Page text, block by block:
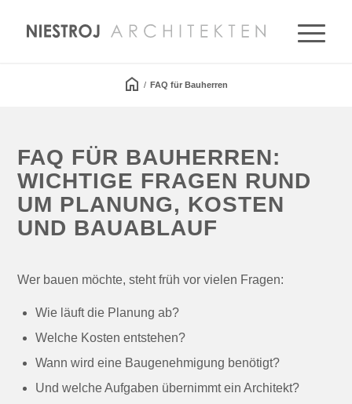
/ FAQ für Bauherren
FAQ FÜR BAUHERREN:
WICHTIGE FRAGEN RUND
UM PLANUNG, KOSTEN
UND BAUABLAUF
Wer bauen möchte, steht früh vor vielen Fragen:
Wie läuft die Planung ab?
Welche Kosten entstehen?
Wann wird eine Baugenehmigung benötigt?
Und welche Aufgaben übernimmt ein Architekt?